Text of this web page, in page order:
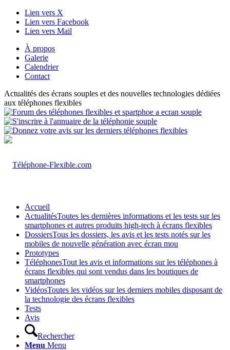
Lien vers X
Lien vers Facebook
Lien vers Mail
À propos
Galerie
Calendrier
Contact
Actualités des écrans souples et des nouvelles technologies dédiées
aux téléphones flexibles
Accueil
ActualitésToutes les dernières informations et les tests sur les
smartphones et autres produits high-tech à écrans flexibles
DossiersTous les dossiers, les avis et les tests notés sur les
mobiles de nouvelle génération avec écran mou
Prototypes
TéléphonesTout les avis et informations sur les téléphones à
écrans flexibles qui sont vendus dans les boutiques de
smartphones
VidéosToutes les vidéos sur les derniers mobiles disposant de
la technologie des écrans flexibles
Tests
Avis
Rechercher
Menu Menu